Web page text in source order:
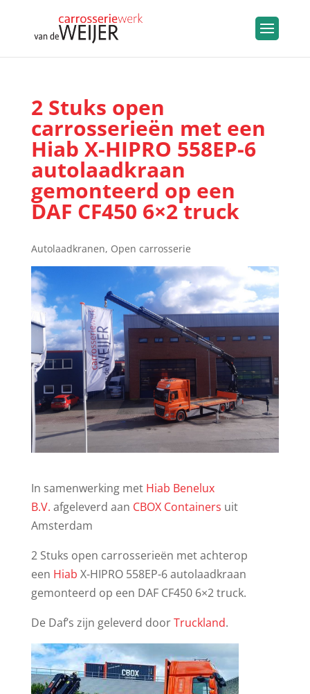
2 Stuks open
carrosserieën met een
Hiab X-HIPRO 558EP-6
autolaadkraan
gemonteerd op een
DAF CF450 6×2 truck
Autolaadkranen, Open carrosserie
In samenwerking met Hiab Benelux
B.V. afgeleverd aan CBOX Containers uit
Amsterdam
2 Stuks open carrosserieën met achterop
een Hiab X-HIPRO 558EP-6 autolaadkraan
gemonteerd op een DAF CF450 6×2 truck.
De Daf’s zijn geleverd doorTruckland.